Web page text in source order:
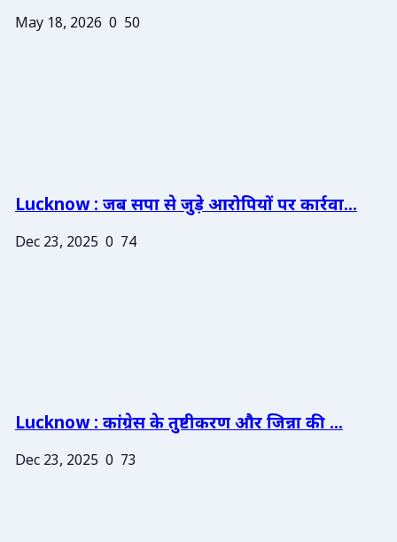
May 18, 2026 0 50
Lucknow : जब सपा से जुड़े आरोपियों पर कार्रवा...
Dec 23, 2025 0 74
Lucknow : कांग्रेस के तुष्टीकरण और जिन्ना की ...
Dec 23, 2025 0 73